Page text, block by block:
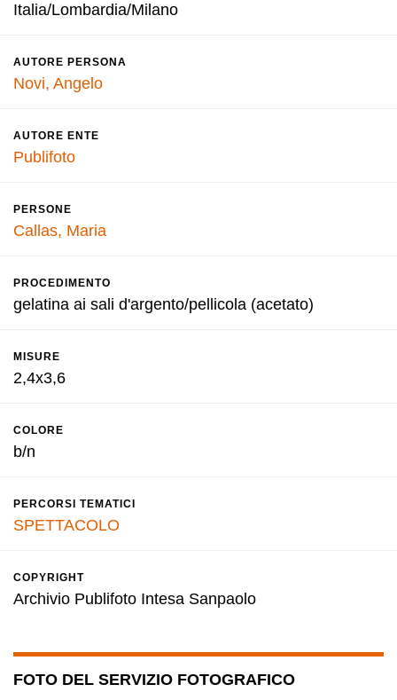
Italia/Lombardia/Milano
AUTORE PERSONA
Novi, Angelo
AUTORE ENTE
Publifoto
PERSONE
Callas, Maria
PROCEDIMENTO
gelatina ai sali d'argento/pellicola (acetato)
MISURE
2,4x3,6
COLORE
b/n
PERCORSI TEMATICI
SPETTACOLO
COPYRIGHT
Archivio Publifoto Intesa Sanpaolo
FOTO DEL SERVIZIO FOTOGRAFICO